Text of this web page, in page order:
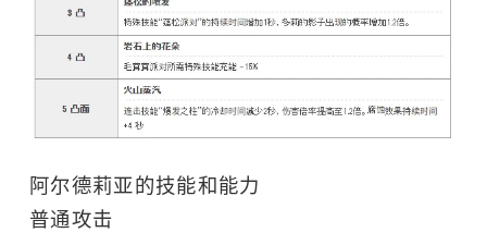
阿尔德莉亚的技能和能力
普通攻击